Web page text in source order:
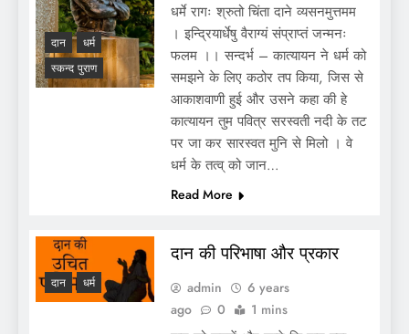
दान
धर्म
स्कन्द पुराण
धर्मे रागः श्रुतो चिंता दाने व्यसनमुत्तमम
। इन्द्रियार्धेषु वैराग्यं संप्राप्तं जन्मनः
फलम ।। सन्दर्भ – कात्यायन ने धर्म को
समझने के लिए कठोर तप किया, जिस से
आकाशवाणी हुई और उसने कहा की हे
कात्यायन तुम पवित्र सरस्वती नदी के तट
पर जा कर सारस्वत मुनि से मिलो । वे
धर्म के तत्व् को जान…
Read More
दान धर्म
दान की परिभाषा और प्रकार
admin
6 years
ago
0 1 mins